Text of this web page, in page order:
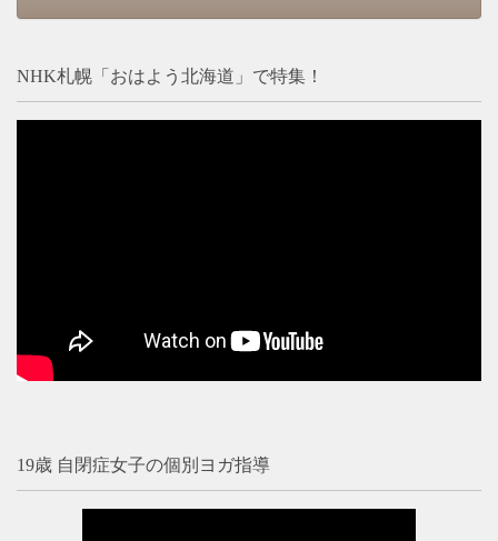
NHK札幌「おはよう北海道」で特集！
19歳 自閉症女子の個別ヨガ指導